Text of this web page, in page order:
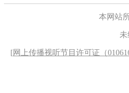
本网站
[网上传播视听节目许可证（